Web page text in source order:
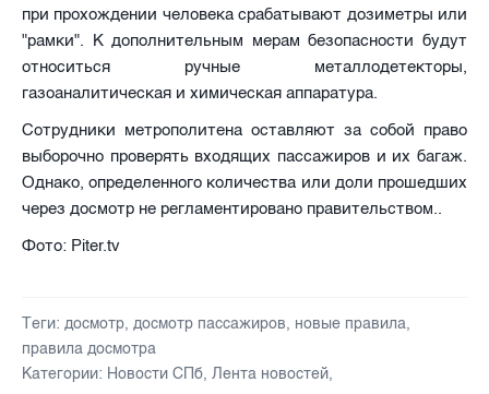
при прохождении человека срабатывают дозиметры или
"рамки". К дополнительным мерам безопасности будут
относиться ручные металлодетекторы,
газоаналитическая и химическая аппаратура.
Сотрудники метрополитена оставляют за собой право
выборочно проверять входящих пассажиров и их багаж.
Однако, определенного количества или доли прошедших
через досмотр не регламентировано правительством..
Фото: Piter.tv
Теги: досмотр, досмотр пассажиров, новые правила,
правила досмотра
Категории: Новости СПб, Лента новостей,